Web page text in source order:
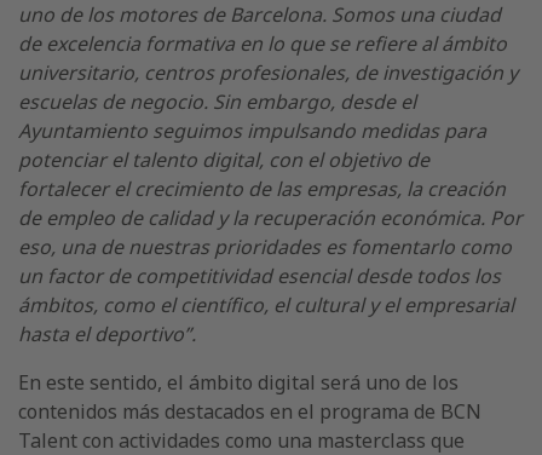
uno de los motores de Barcelona. Somos una ciudad
de excelencia formativa en lo que se refiere al ámbito
universitario, centros profesionales, de investigación y
escuelas de negocio. Sin embargo, desde el
Ayuntamiento seguimos impulsando medidas para
potenciar el talento digital, con el objetivo de
fortalecer el crecimiento de las empresas, la creación
de empleo de calidad y la recuperación económica. Por
eso, una de nuestras prioridades es fomentarlo como
un factor de competitividad esencial desde todos los
ámbitos, como el científico, el cultural y el empresarial
hasta el deportivo”.
En este sentido, el ámbito digital será uno de los
contenidos más destacados en el programa de BCN
Talent con actividades como una masterclass que